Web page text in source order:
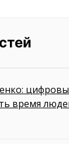
время